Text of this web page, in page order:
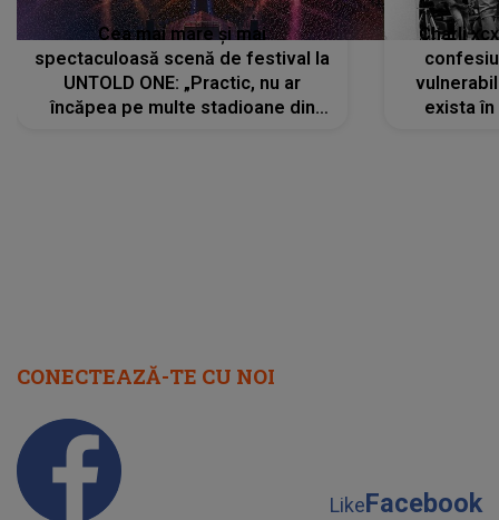
Cea mai mare și mai
spectaculoasă scenă de festival la
UNTOLD ONE: „Practic, nu ar
încăpea pe multe stadioane din
Charli
exista
CONECTEAZĂ-TE CU NOI
LikeFacebook